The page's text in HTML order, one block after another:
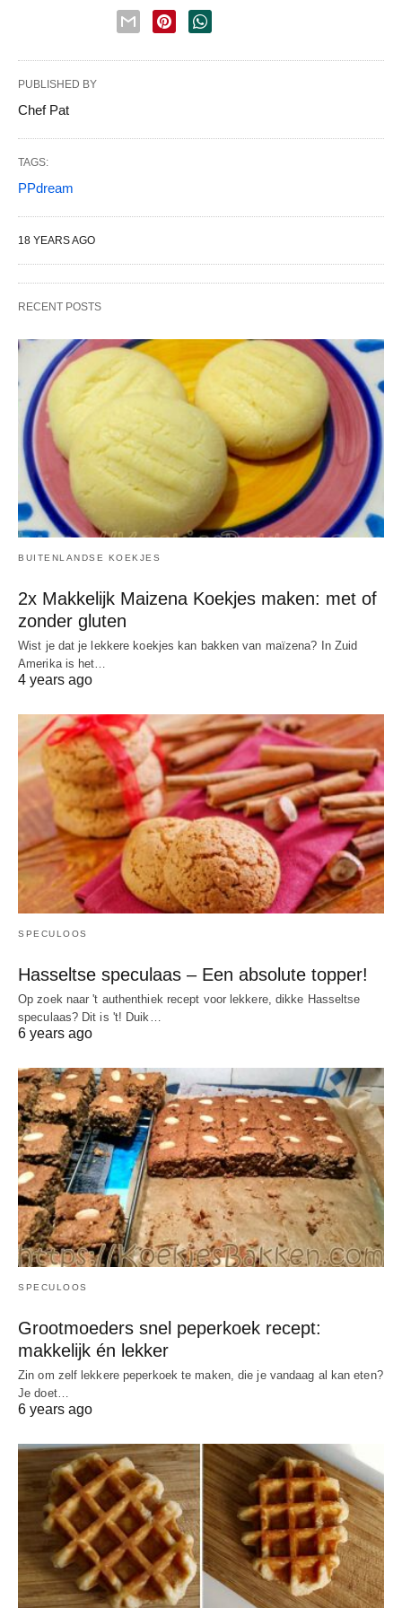
PUBLISHED BY
Chef Pat
TAGS:
PPdream
18 YEARS AGO
RECENT POSTS
BUITENLANDSE KOEKJES
2x Makkelijk Maizena Koekjes maken: met of
zonder gluten
Wist je dat je lekkere koekjes kan bakken van maïzena? In Zuid
Amerika is het…
4 years ago
SPECULOOS
Hasseltse speculaas – Een absolute topper!
Op zoek naar 't authenthiek recept voor lekkere, dikke Hasseltse
speculaas? Dit is 't! Duik…
6 years ago
SPECULOOS
Grootmoeders snel peperkoek recept:
makkelijk én lekker
Zin om zelf lekkere peperkoek te maken, die je vandaag al kan eten?
Je doet…
6 years ago